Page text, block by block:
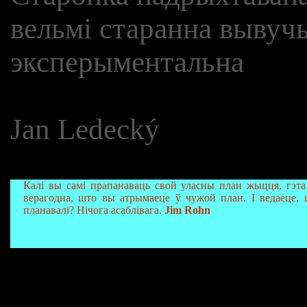
вельмі старанна
эксперыментальна
Jan Ledecký
Калі вы самі прапанаваць свой уласны план жыцця, гэта
верагодна, што вы атрымаеце ў чужой план. І ведаеце,
планавалі? Нічога асаблівага. Jim Rohn